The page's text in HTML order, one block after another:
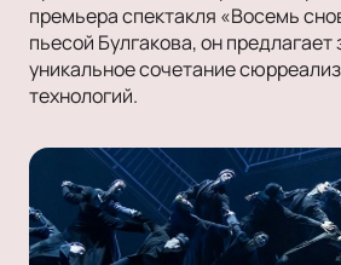
премьера спектакля «Восемь
пьесой Булгакова, он предлагает
уникальное сочетание
технологий.